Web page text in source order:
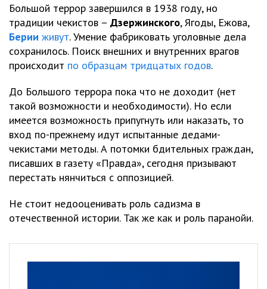
Большой террор завершился в 1938 году, но
традиции чекистов – Дзержинского, Ягоды, Ежова,
Берии живут. Умение фабриковать уголовные дела
сохранилось. Поиск внешних и внутренних врагов
происходит по образцам тридцатых годов.
До Большого террора пока что не доходит (нет
такой возможности и необходимости). Но если
имеется возможность припугнуть или наказать, то
вход по-прежнему идут испытанные дедами-
чекистами методы. А потомки бдительных граждан,
писавших в газету «Правда», сегодня призывают
перестать нянчиться с оппозицией.
Не стоит недооценивать роль садизма в
отечественной истории. Так же как и роль паранойи.